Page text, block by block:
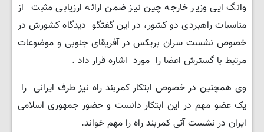
وانگ ایی وزیر خارجه چین نیز ضمن ارائه ارزیابی مثبت از
مناسبات راهبردی دو کشور، در این گفتگو دیدگاه کشورش در
خصوص نشست سران بریکس در آفریقای جنوبی و موضوعات
مرتبط با گسترش اعضا را مورد اشاره قرار داد .
وی همچنین در خصوص ابتکار کمربند راه نیز طرف ایرانی را
یک عضو مهم در این ابتکار دانست و حضور جمهوری اسلامی
ایران در نشست آتی کمربند راه را مهم خواند.